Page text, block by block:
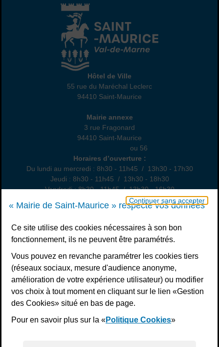
Continuer sans accepter
« Mairie de Saint-Maurice » respecte vos données
Ce site utilise des cookies nécessaires à son bon
fonctionnement, ils ne peuvent être paramétrés.
Vous pouvez en revanche paramétrer les cookies tiers
(réseaux sociaux, mesure d'audience anonyme,
amélioration de votre expérience utilisateur) ou modifier
vos choix à tout moment en cliquant sur le lien «Gestion
des Cookies» situé en bas de page.
Pour en savoir plus sur la «Politique Cookies»
Hôtel de Ville
Hôtel de Ville
55 rue du Maréchal Leclerc
94410 Saint-Maurice
Annexe
Mairie annexe
3 rue Fragonard
94410 Saint-Maurice
ou 56
Horaires d’ouverture :
Du lundi au mercredi : 8h30 - 11h45 / 13h30 - 17h30
Jeudi : 8h30 - 11h45 / 13h30 - 18h30
Vendredi : 8h30 - 11h45 / 13h30 - 16h30
Un samedi par mois : permanence état civil, sur rendez-vous
S’inscrire à la newsletter
Télécharger l’application
Nous suivre
Facebook
Instagram
Youtube
LinkedIn
Calaméo